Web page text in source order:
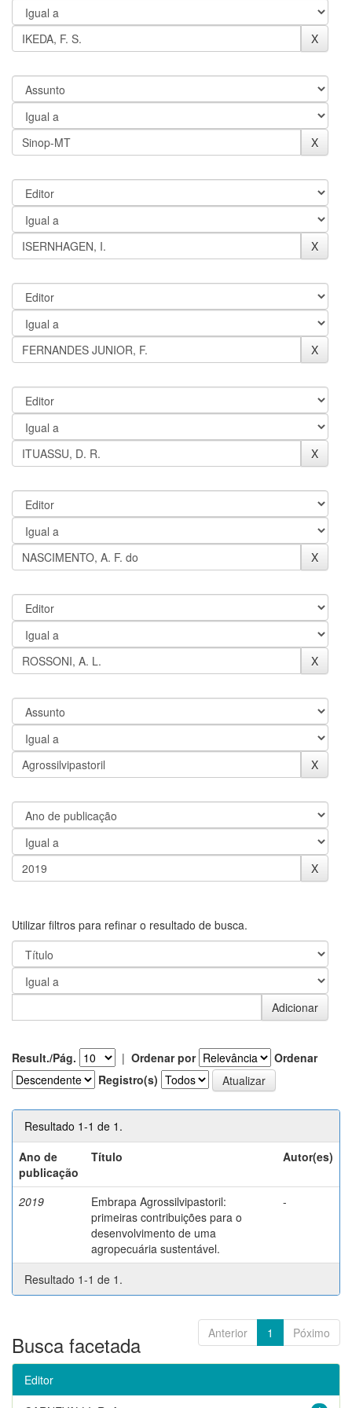
Utilizar filtros para refinar o resultado de busca.
Result./Pág. | Ordenar por
Ordenar
Registro(s)
Resultado 1-1 de 1.
Ano de
publicação
Título Autor(es)
2019
Embrapa Agrossilvipastoril:
primeiras contribuições para o
desenvolvimento de uma
agropecuária sustentável.
-
Resultado 1-1 de 1.
Anterior 1 Póximo
Busca facetada
Editor